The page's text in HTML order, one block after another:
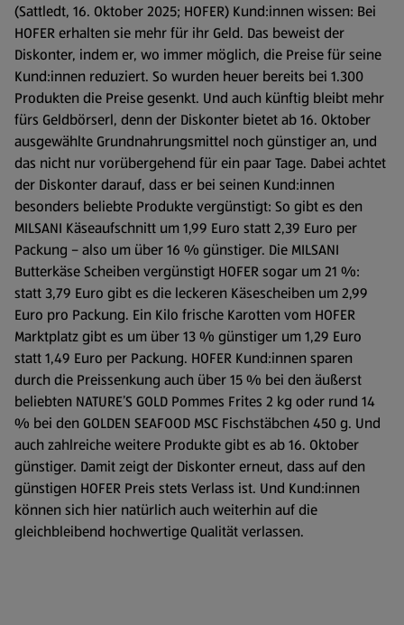
(Sattledt, 16. Oktober 2025; HOFER) Kund:innen wissen: Bei
HOFER erhalten sie mehr für ihr Geld. Das beweist der
Diskonter, indem er, wo immer möglich, die Preise für seine
Kund:innen reduziert. So wurden heuer bereits bei 1.300
Produkten die Preise gesenkt. Und auch künftig bleibt mehr
fürs Geldbörserl, denn der Diskonter bietet ab 16. Oktober
ausgewählte Grundnahrungsmittel noch günstiger an, und
das nicht nur vorübergehend für ein paar Tage. Dabei achtet
der Diskonter darauf, dass er bei seinen Kund:innen
besonders beliebte Produkte vergünstigt: So gibt es den
MILSANI Käseaufschnitt um 1,99 Euro statt 2,39 Euro per
Packung – also um über 16 % günstiger. Die MILSANI
Butterkäse Scheiben vergünstigt HOFER sogar um 21 %:
statt 3,79 Euro gibt es die leckeren Käsescheiben um 2,99
Euro pro Packung. Ein Kilo frische Karotten vom HOFER
Marktplatz gibt es um über 13 % günstiger um 1,29 Euro
statt 1,49 Euro per Packung. HOFER Kund:innen sparen
durch die Preissenkung auch über 15 % bei den äußerst
beliebten NATURE’S GOLD Pommes Frites 2 kg oder rund 14
% bei den GOLDEN SEAFOOD MSC Fischstäbchen 450 g. Und
auch zahlreiche weitere Produkte gibt es ab 16. Oktober
günstiger. Damit zeigt der Diskonter erneut, dass auf den
günstigen HOFER Preis stets Verlass ist. Und Kund:innen
können sich hier natürlich auch weiterhin auf die
gleichbleibend hochwertige Qualität verlassen.